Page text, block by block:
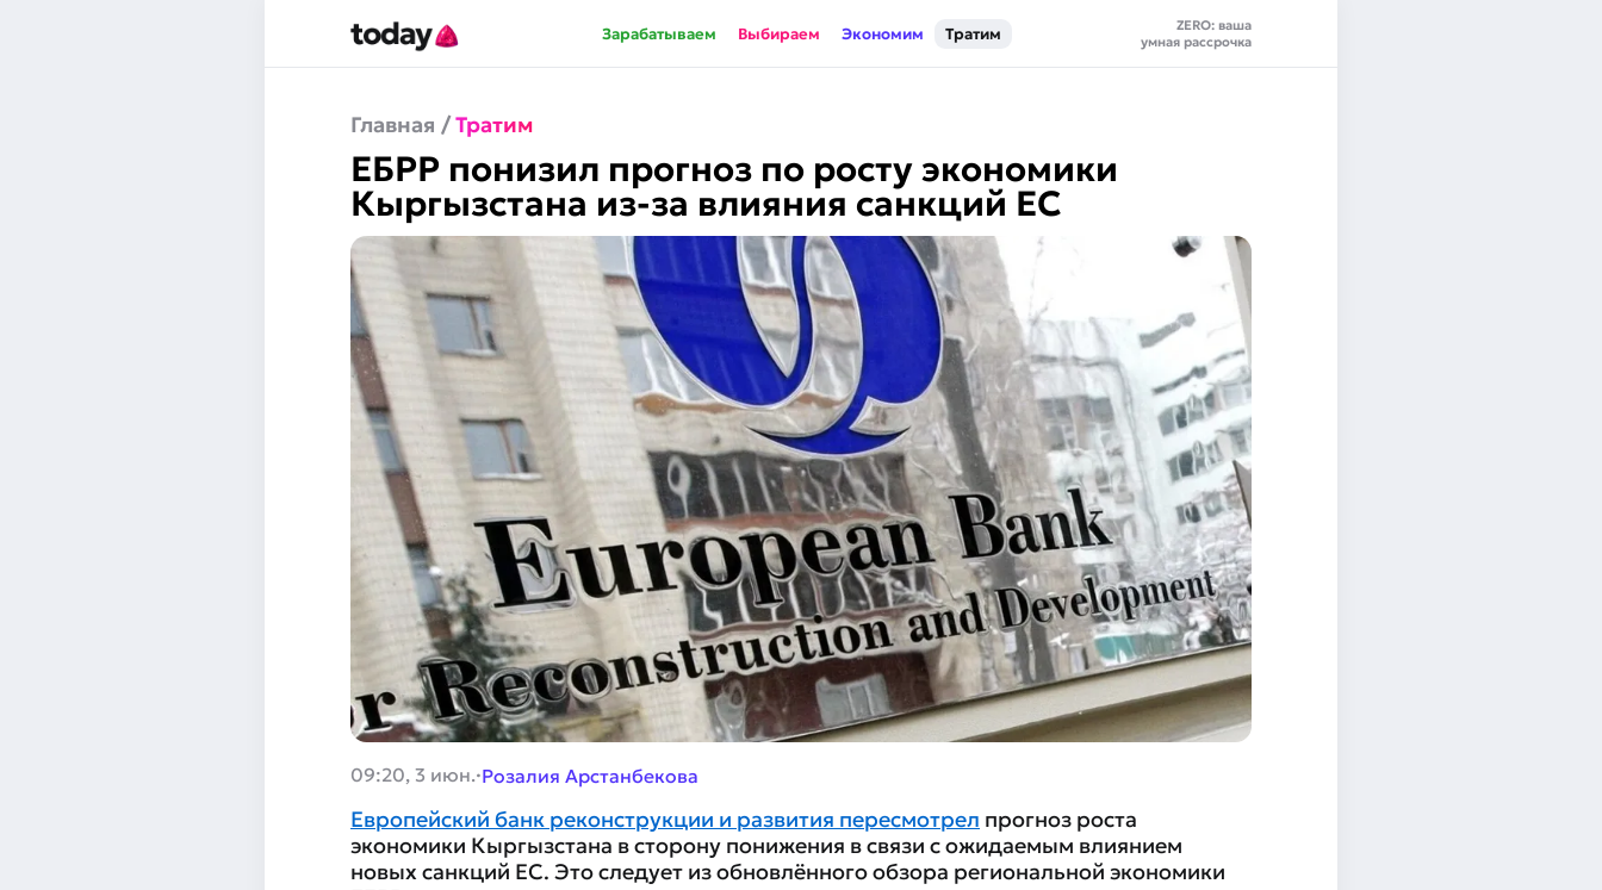
Зарабатываем Выбираем Экономим Тратим
ZERO: ваша
умная рассрочка
Главная /Тратим
ЕБРР понизил прогноз по росту экономики
Кыргызстана из-за влияния санкций ЕС
09:20, 3 июн.·Розалия Арстанбекова
Европейский банк реконструкции и развития пересмотрел прогноз роста
экономики Кыргызстана в сторону понижения в связи с ожидаемым влиянием
новых санкций ЕС. Это следует из обновлённого обзора региональной экономики